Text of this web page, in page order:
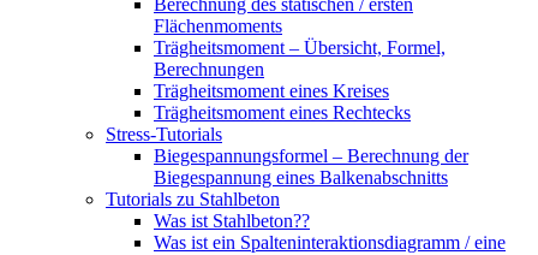
Berechnung des statischen / ersten
Flächenmoments
Trägheitsmoment – ​​Übersicht, Formel,
Berechnungen
Trägheitsmoment eines Kreises
Trägheitsmoment eines Rechtecks
Stress-Tutorials
Biegespannungsformel – Berechnung der
Biegespannung eines Balkenabschnitts
Tutorials zu Stahlbeton
Was ist Stahlbeton??
Was ist ein Spalteninteraktionsdiagramm / eine